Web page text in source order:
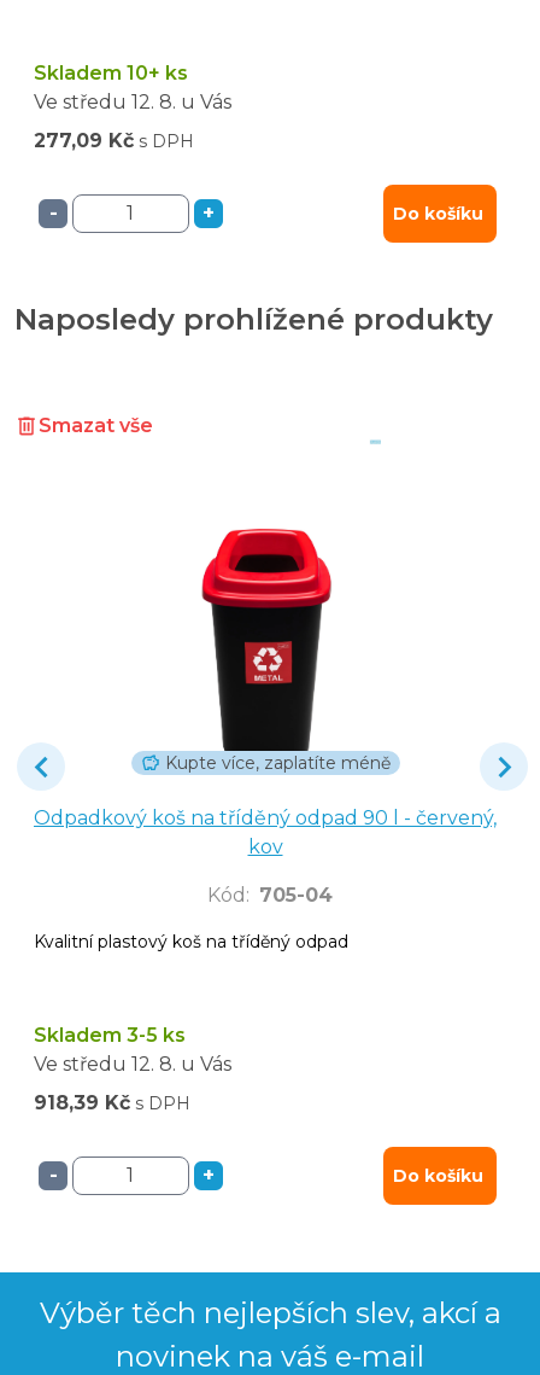
Skladem 10+ ks
Ve středu 12. 8. u Vás
277,09 Kč s DPH
- + Do košíku
Naposledy prohlížené produkty
Smazat vše
Kupte více, zaplatíte méně
Odpadkový koš na tříděný odpad 90 l - červený,
kov
Kód : 705-04
Kvalitní plastový koš na tříděný odpad
Skladem 3-5 ks
Ve středu 12. 8. u Vás
918,39 Kč s DPH
- + Do košíku
Výběr těch nejlepších slev, akcí a
novinek na váš e-mail